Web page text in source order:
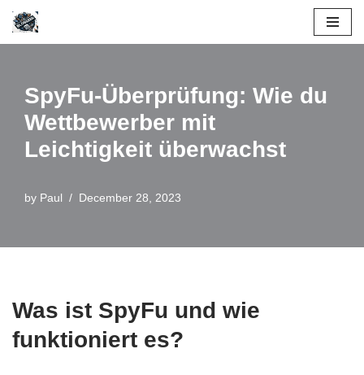
Skip
content
SpyFu-Überprüfung: Wie du
Wettbewerber mit
Leichtigkeit überwachst
by Paul December 28, 2023
Was ist SpyFu und wie
funktioniert es?